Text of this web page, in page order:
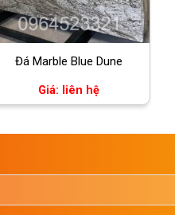
Đá Marble Blue Dune
Giá: liên hệ